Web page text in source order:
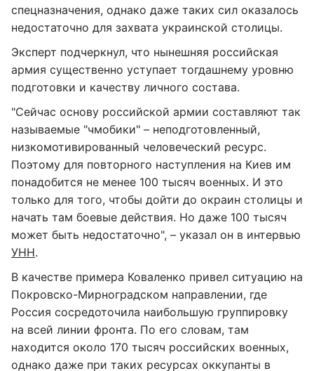
спецназначения, однако даже таких сил оказалось
недостаточно для захвата украинской столицы.
Эксперт подчеркнул, что нынешняя российская
армия существенно уступает тогдашнему уровню
подготовки и качеству личного состава.
"Сейчас основу российской армии составляют так
называемые "чмобики" – неподготовленный,
низкомотивированный человеческий ресурс.
Поэтому для повторного наступления на Киев им
понадобится не менее 100 тысяч военных. И это
только для того, чтобы дойти до окраин столицы и
начать там боевые действия. Но даже 100 тысяч
может быть недостаточно", – указал он в интервью
УНН.
В качестве примера Коваленко привел ситуацию на
Покровско-Мирноградском направлении, где
Россия сосредоточила наибольшую группировку
на всей линии фронта. По его словам, там
находится около 170 тысяч российских военных,
однако даже при таких ресурсах оккупанты в